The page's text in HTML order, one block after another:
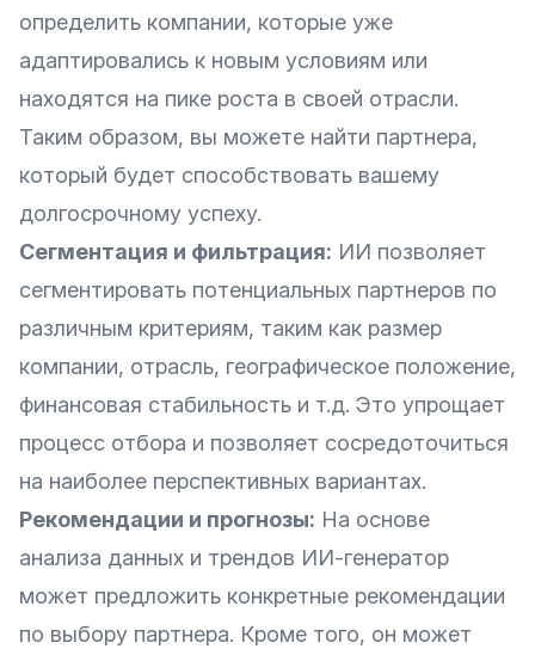
определить компании, которые уже
адаптировались к новым условиям или
находятся на пике роста в своей отрасли.
Таким образом, вы можете найти партнера,
который будет способствовать вашему
долгосрочному успеху.
Сегментация и фильтрация: ИИ позволяет
сегментировать потенциальных партнеров по
различным критериям, таким как размер
компании, отрасль, географическое положение,
финансовая стабильность и т.д. Это упрощает
процесс отбора и позволяет сосредоточиться
на наиболее перспективных вариантах.
Рекомендации и прогнозы: На основе
анализа данных и трендов ИИ-генератор
может предложить конкретные рекомендации
по выбору партнера. Кроме того, он может